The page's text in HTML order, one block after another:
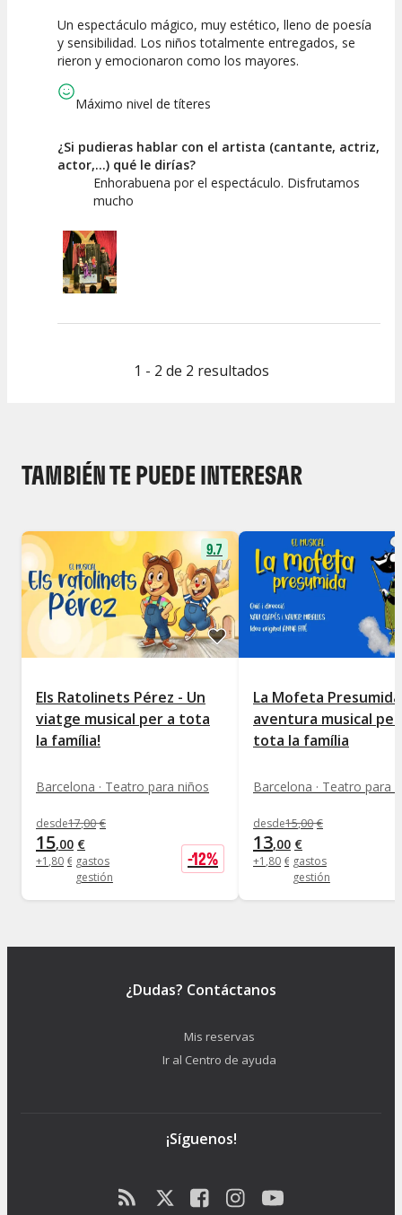
10
Calidad del
10
Puesta en
10
Interpretación
Un espectáculo mágico, muy estético, lleno de poesía
y sensibilidad. Los niños totalmente entregados, se
rieron y emocionaron como los mayores.
Máximo nivel de títeres
¿Si pudieras hablar con el artista (cantante, actriz,
actor,...) qué le dirías?
Enhorabuena por el espectáculo. Disfrutamos
mucho
1 - 2 de 2 resultados
TAMBIÉN TE PUEDE INTERESAR
9.7
Els Ratolinets Pérez - Un
viatge musical per a tota
la família!
Barcelona · Teatro para niños
desde17,00 €
15,00 €
+1 ,80 € gastos
gestión
-12%
La Mofeta
aventura musical
tota la família
Barcelona · Teatro para
desde15,00 €
13,00 €
+1 ,80 € gastos
gestión
¿Dudas? Contáctanos
Mis reservas
Ir al Centro de ayuda
¡Síguenos!